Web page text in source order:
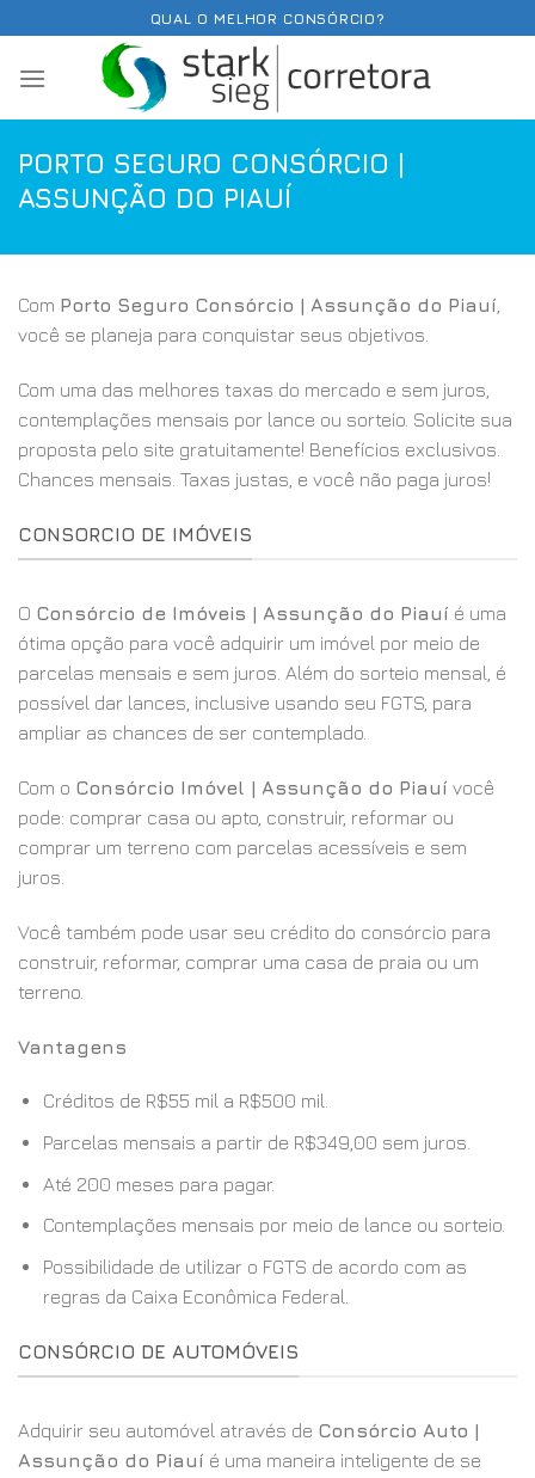
content
QUAL O MELHOR CONSÓRCIO?
PORTO SEGURO CONSÓRCIO |
ASSUNÇÃO DO PIAUÍ
Com Porto Seguro Consórcio | Assunção do Piauí
você se planeja para conquistar seus objetivos.
Com uma das melhores taxas do mercado e sem juros,
contemplações mensais por lance ou sorteio. Solicite sua
proposta pelo site gratuitamente! Benefícios exclusivos.
Chances mensais. Taxas justas, e você não paga juros!
CONSORCIO DE IMÓVEIS
O Consórcio de Imóveis | Assunção do Piauí é uma
ótima opção para você adquirir um imóvel por meio de
parcelas mensais e sem juros. Além do sorteio mensal, é
possível dar lances, inclusive usando seu FGTS, para
ampliar as chances de ser contemplado.
Com o Consórcio Imóvel | Assunção do Piauí você
pode: comprar casa ou apto, construir, reformar ou
comprar um terreno com parcelas acessíveis e sem
juros.
Você também pode usar seu crédito do consórcio para
construir, reformar, comprar uma casa de praia ou um
terreno.
Vantagens
Créditos de R$55 mil a R$500 mil.
Parcelas mensais a partir de R$349,00 sem juros.
Até 200 meses para pagar.
Contemplações mensais por meio de lance ou sorteio.
Possibilidade de utilizar o FGTS de acordo com as
regras da Caixa Econômica Federal.
CONSÓRCIO DE AUTOMÓVEIS
Adquirir seu automóvel através de Consórcio Auto |
Assunção do Piauí é uma maneira inteligente de se